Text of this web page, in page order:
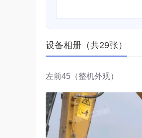
设备相册（共29张）
左前45（整机外观）